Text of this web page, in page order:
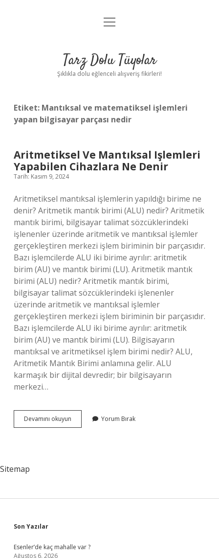
Anasayfa
Yasal Uyarı
menüyü
Tarz Dolu Tüyolar
Şıklıkla dolu eğlenceli alışveriş fikirleri!
Etiket: Mantıksal ve matematiksel işlemleri
yapan bilgisayar parçası nedir
Aritmetiksel Ve Mantıksal Işlemleri
Yapabilen Cihazlara Ne Denir
Tarih: Kasım 9, 2024
Aritmetiksel mantıksal işlemlerin yapıldığı birime ne
denir? Aritmetik mantık birimi (ALU) nedir? Aritmetik
mantık birimi, bilgisayar talimat sözcüklerindeki
işlenenler üzerinde aritmetik ve mantıksal işlemler
gerçekleştiren merkezi işlem biriminin bir parçasıdır.
Bazı işlemcilerde ALU iki birime ayrılır: aritmetik
birim (AU) ve mantık birimi (LU). Aritmetik mantık
birimi (ALU) nedir? Aritmetik mantık birimi,
bilgisayar talimat sözcüklerindeki işlenenler
üzerinde aritmetik ve mantıksal işlemler
gerçekleştiren merkezi işlem biriminin bir parçasıdır.
Bazı işlemcilerde ALU iki birime ayrılır: aritmetik
birim (AU) ve mantık birimi (LU). Bilgisayarın
mantıksal ve aritmetiksel işlem birimi nedir? ALU,
Aritmetik Mantık Birimi anlamına gelir. ALU
karmaşık bir dijital devredir; bir bilgisayarın
merkezi…
Devamını okuyun Aritmetiksel
Ve
Yorum Bırak
Sitemap
Sidebar
Son Yazılar
Esenler’de kaç mahalle var ?
Ağustos 6, 2026